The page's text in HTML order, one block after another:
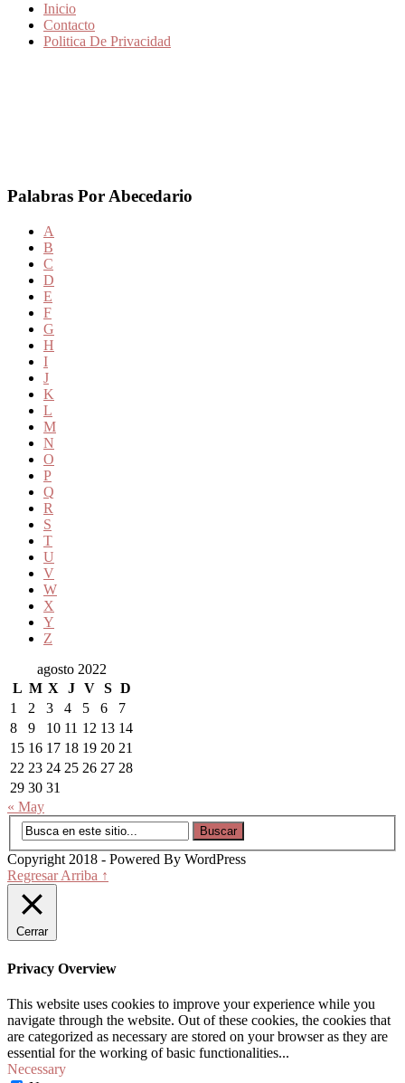
Inicio
Contacto
Politica De Privacidad
Palabras Por Abecedario
A
B
C
D
E
F
G
H
I
J
K
L
M
N
O
P
Q
R
S
T
U
V
W
X
Y
Z
agosto 2022
L M X J V S D
1
2 3 4 5 6
7
8
9 10 11 12 13 14
15 16 17 18 19 20 21
22 23 24 25 26 27 28
29 30 31
« May
Copyright 2018 - Powered By WordPress
Regresar Arriba ↑
Cerrar
Privacy Overview
This website uses cookies to improve your experience while you
navigate through the website. Out of these cookies, the cookies that
are categorized as necessary are stored on your browser as they are
essential for the working of basic functionalities...
Necessary